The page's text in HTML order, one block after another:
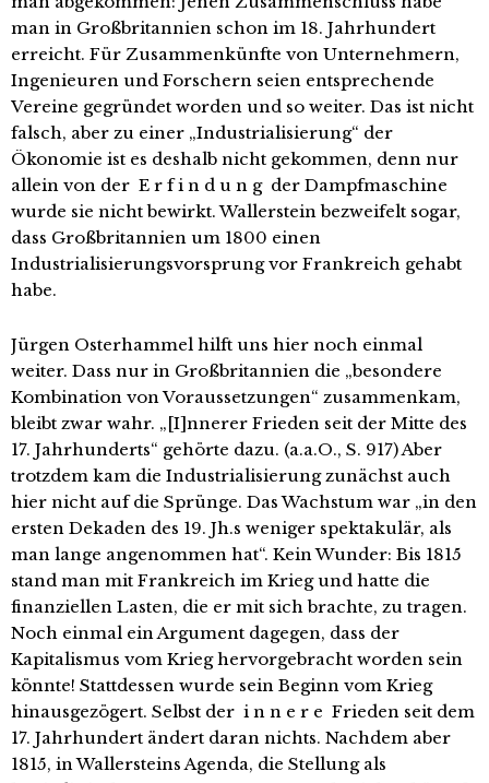
man in Großbritannien schon im 18. Jahrhundert
erreicht. Für Zusammenkünfte von Unternehmern,
Ingenieuren und Forschern seien entsprechende
Vereine gegründet worden und so weiter. Das ist nicht
falsch, aber zu einer „Industrialisierung“ der
Ökonomie ist es deshalb nicht gekommen, denn nur
allein von der E r f i n d u n g der Dampfmaschine
wurde sie nicht bewirkt. Wallerstein bezweifelt sogar,
dass Großbritannien um 1800 einen
Industrialisierungsvorsprung vor Frankreich gehabt
habe.
Jürgen Osterhammel hilft uns hier noch einmal
weiter. Dass nur in Großbritannien die „besondere
Kombination von Voraussetzungen“ zusammenkam,
bleibt zwar wahr. „[I]nnerer Frieden seit der Mitte des
17. Jahrhunderts“ gehörte dazu. (a.a.O., S. 917) Aber
trotzdem kam die Industrialisierung zunächst auch
hier nicht auf die Sprünge. Das Wachstum war „in den
ersten Dekaden des 19. Jh.s weniger spektakulär, als
man lange angenommen hat“. Kein Wunder: Bis 1815
stand man mit Frankreich im Krieg und hatte die
finanziellen Lasten, die er mit sich brachte, zu tragen.
Noch einmal ein Argument dagegen, dass der
Kapitalismus vom Krieg hervorgebracht worden sein
könnte! Stattdessen wurde sein Beginn vom Krieg
hinausgezögert. Selbst der i n n e r e Frieden seit dem
17. Jahrhundert ändert daran nichts. Nachdem aber
1815, in Wallersteins Agenda, die Stellung als